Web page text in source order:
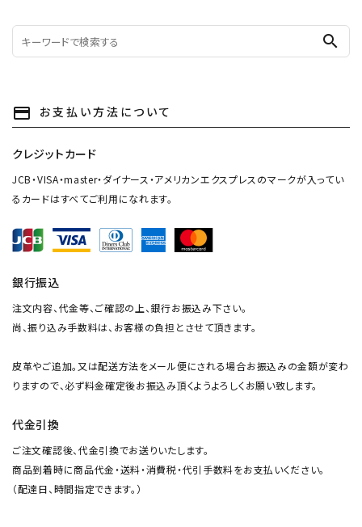
search
payment お支払い方法について
クレジットカード
JCB・VISA・master・ダイナース・アメリカンエクスプレスのマークが入ってい
るカードはすべてご利用になれます。
銀行振込
注文内容、代金等、ご確認の上、銀行お振込み下さい。
尚、振り込み手数料は、お客様の負担とさせて頂きます。
皮革やご追加。又は配送方法をメール便にされる場合お振込みの金額が変わ
りますので、必ず料金確定後お振込み頂くようよろしくお願い致します。
代金引換
ご注文確認後、代金引換でお送りいたします。
商品到着時に商品代金・送料・消費税・代引手数料をお支払いください。
（配達日、時間指定できます。）